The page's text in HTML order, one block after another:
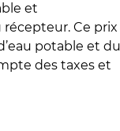
et
récepteur. Ce prix
potable et du
des taxes et